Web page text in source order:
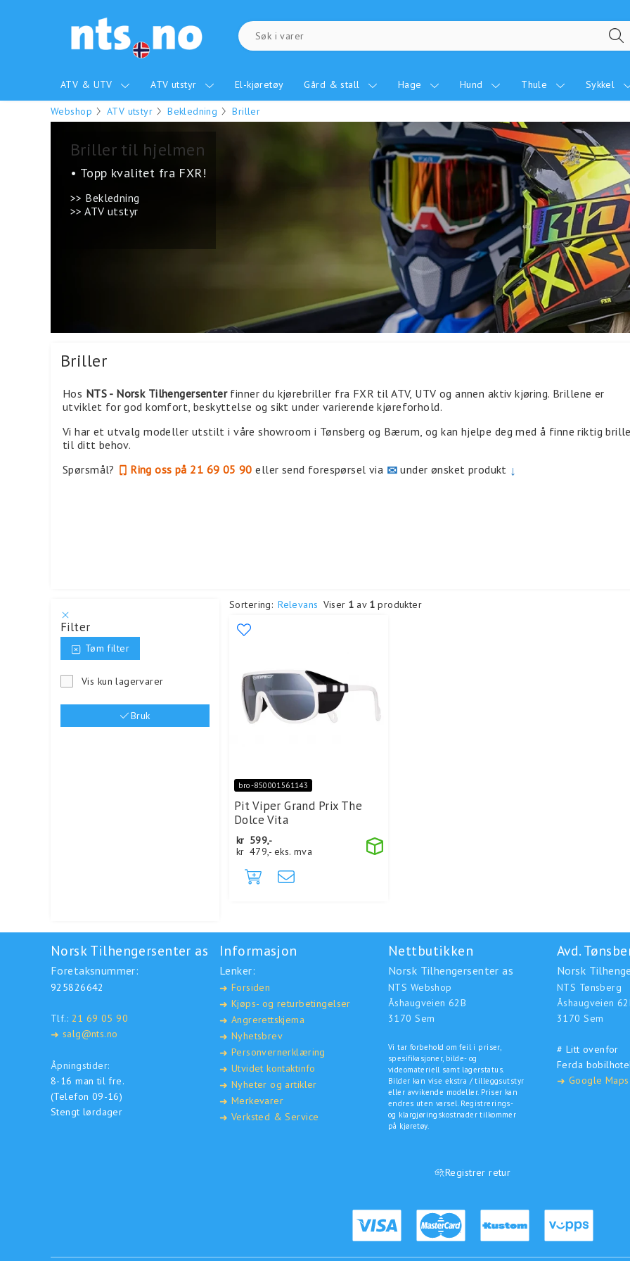
ATV & UTV ATV utstyr El-kjøretøy Gård & stall Hage Hund Thule Sykkel
Webshop ATV utstyr Bekledning Briller
Briller til hjelmen
• Topp kvalitet fra FXR!
>> Bekledning
>> ATV utstyr
Briller
Hos NTS - Norsk Tilhengersenterfinner du kjørebriller fra FXR til ATV, UTV og annen aktiv kjøring. Brillene er
utviklet for god komfort, beskyttelse og sikt under varierende kjøreforhold.
Vi har et utvalg modeller utstilt i våre showroom i Tønsberg og Bærum, og kan hjelpe deg med å finne riktig
til ditt behov.
Spørsmål?
Ring oss på 21 69 05 90 eller send forespørsel via ✉ under ønsket produkt ↓
Filter
Tøm filter
Vis kun lagervarer
Bruk
Sortering: Relevans Viser 1 av 1 produkter
bro-850001561143
Pit Viper Grand Prix The
Dolce Vita
kr 599,-
kr 479,- eks. mva
Norsk Tilhengersenter as
Foretaksnummer:
925826642
Tlf.: 21 69 05 90
➜ salg@nts.no
Åpningstider:
8-16 man til fre.
(Telefon 09-16)
Stengt lørdager
Informasjon
Lenker:
➜ Forsiden
➜ Kjøps- og returbetingelser
➜ Angrerettskjema
➜ Nyhetsbrev
➜ Personvernerklæring
➜ Utvidet kontaktinfo
➜ Nyheter og artikler
➜ Merkevarer
➜ Verksted & Service
Nettbutikken
Norsk Tilhengersenter as
NTS Webshop
Åshaugveien 62B
3170 Sem
Vi tar forbehold om feil i priser,
spesifikasjoner, bilde- og
videomateriell samt lagerstatus.
Bilder kan vise ekstra / tilleggsutstyr
eller avvikende modeller. Priser kan
endres uten varsel. Registrerings-
og klargjøringskostnader tilkommer
på kjøretøy.
Avd.
Norsk
NTS Tønsberg
Åshaugveien
3170 Sem
# Litt ovenfor
Ferda
➜ Google Maps
Registrer retur